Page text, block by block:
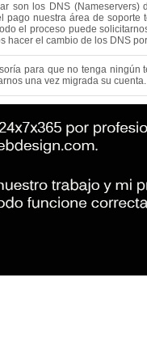
son los DNS (Nameservers)
nuestra área de soporte
el proceso puede
hacer el cambio de los DNS
para que no tenga ningún
una vez migrada su cuenta.